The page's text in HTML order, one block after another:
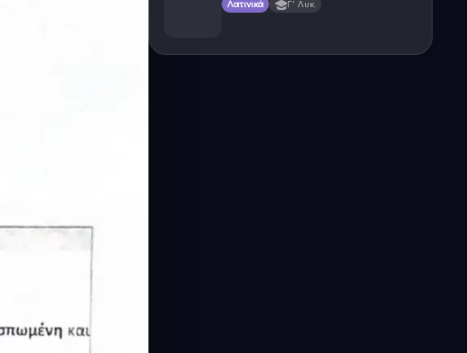
Λατινικά Γ' Λυκ.